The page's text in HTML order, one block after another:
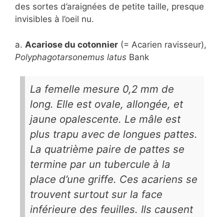
des sortes d’araignées de petite taille, presque
invisibles à l’oeil nu.
a. Acariose du cotonnier (= Acarien ravisseur),
Polyphagotarsonemus latus Bank
La femelle mesure 0,2 mm de
long. Elle est ovale, allongée, et
jaune opalescente. Le mâle est
plus trapu avec de longues pattes.
La quatrième paire de pattes se
termine par un tubercule à la
place d’une griffe. Ces acariens se
trouvent surtout sur la face
inférieure des feuilles. Ils causent